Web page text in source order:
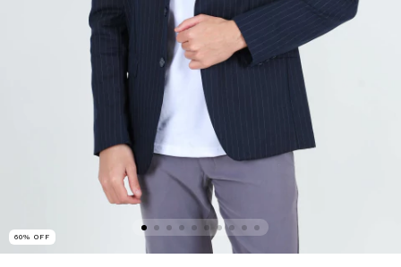
60% OFF